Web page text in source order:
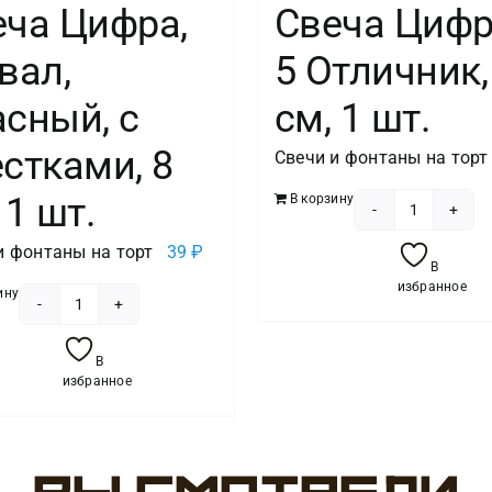
Цифра,
с
8
шт.
фонтаны на торт 39₽
товара
Свеча
В
избранное
Свеча
5
см, 1 шт.
Свечи и фонтаны на торт
В корзину
товара
Свеча
В
избранное